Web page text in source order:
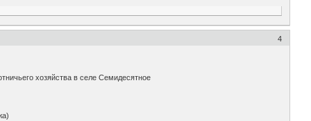
4
хозяйства в селе Семидесятное